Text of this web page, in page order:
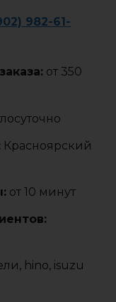
982-61-
от 350
Красноярский
от 10 минут
hino, isuzu